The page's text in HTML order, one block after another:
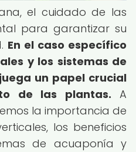
el cuidado de las
para garantizar su
En el caso específico
y los sistemas de
un papel crucial
de las plantas. A
la importancia de
los beneficios
de acuaponía y